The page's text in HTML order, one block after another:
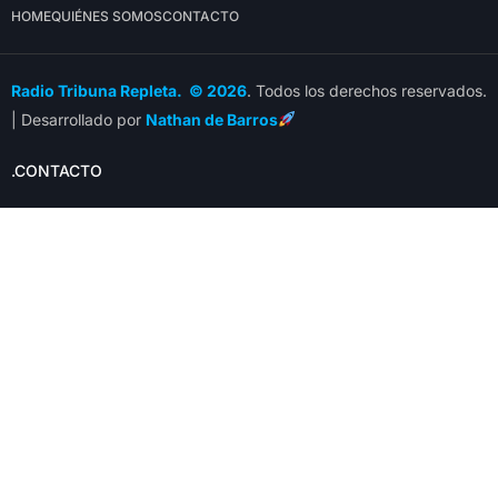
HOMEQUIÉNES SOMOSCONTACTO
Radio Tribuna Repleta. © 2026. Todos los derechos reservados.
| Desarrollado por Nathan de Barros
.CONTACTO